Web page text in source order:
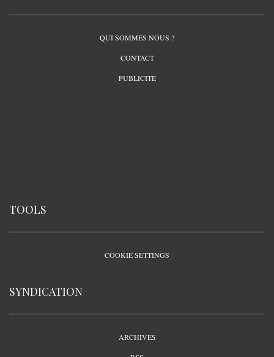
QUI SOMMES NOUS ?
CONTACT
PUBLICITÉ
TOOLS
COOKIE SETTINGS
SYNDICATION
ARCHIVES